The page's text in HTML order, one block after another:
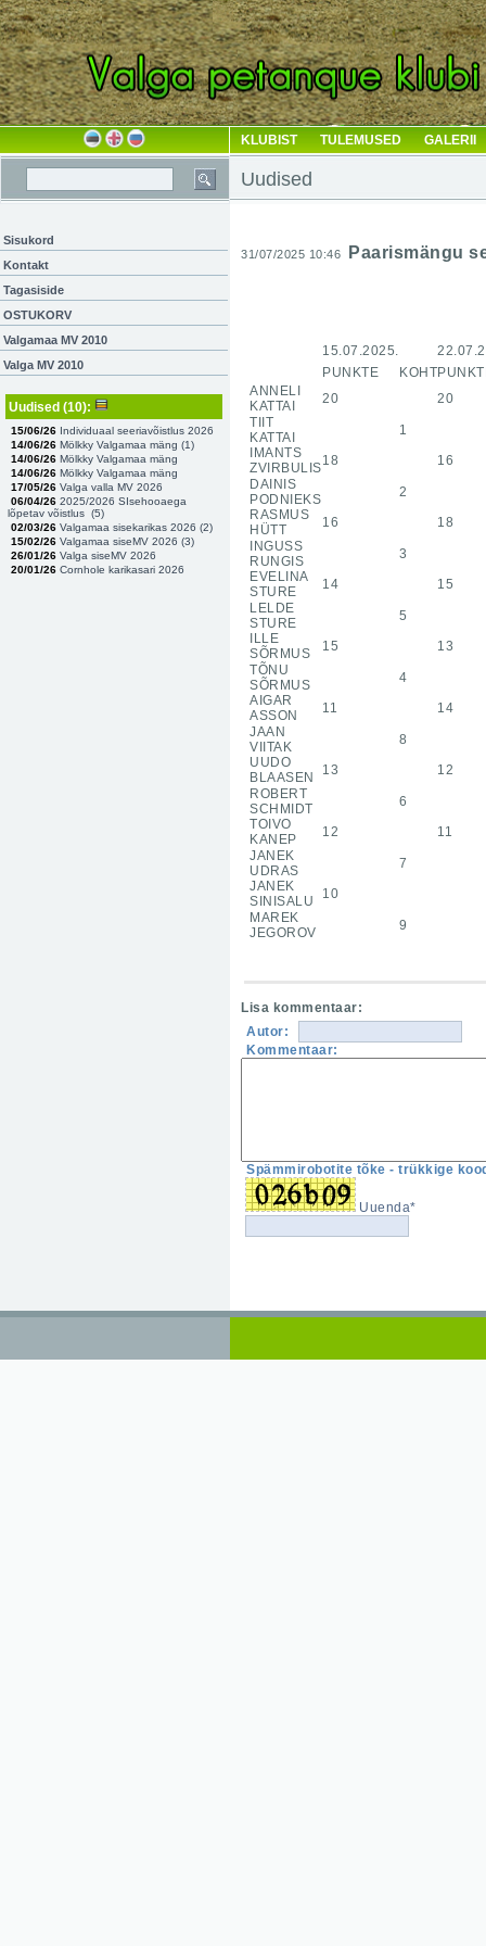
KLUBIST TULEMUSED GALERII
Uudised
Sisukord
Kontakt
Tagasiside
OSTUKORV
Valgamaa MV 2010
Valga MV 2010
Uudised (10):
15/06/26 Individuaal seeriavõistlus 2026
14/06/26 Mölkky Valgamaa mäng (1)
14/06/26 Mölkky Valgamaa mäng
14/06/26 Mölkky Valgamaa mäng
17/05/26 Valga valla MV 2026
06/04/26 2025/2026 SIsehooaega
lõpetav võistlus (5)
02/03/26 Valgamaa sisekarikas 2026 (2)
15/02/26 Valgamaa siseMV 2026 (3)
26/01/26 Valga siseMV 2026
20/01/26 Cornhole karikasari 2026
31/07/2025 10:46 Paarismängu
15.07.2025.
PUNKTE
KOHT
ANNELI
KATTAI
20
20
TIIT
KATTAI
1
IMANTS
ZVIRBULIS18
16
DAINIS
PODNIEKS
2
RASMUS
HÜTT
16
18
INGUSS
RUNGIS
3
EVELINA
STURE
14
15
LELDE
STURE
5
ILLE
SÕRMUS
15
13
TÕNU
SÕRMUS
4
AIGAR
ASSON
11
14
JAAN
VIITAK
8
UUDO
BLAASEN
13
12
ROBERT
SCHMIDT
6
TOIVO
KANEP
12
11
JANEK
UDRAS
7
JANEK
SINISALU
10
MAREK
JEGOROV
9
Lisa kommentaar:
Autor:
Kommentaar:
Spämmirobotite tõke - trükkige
Uuenda*